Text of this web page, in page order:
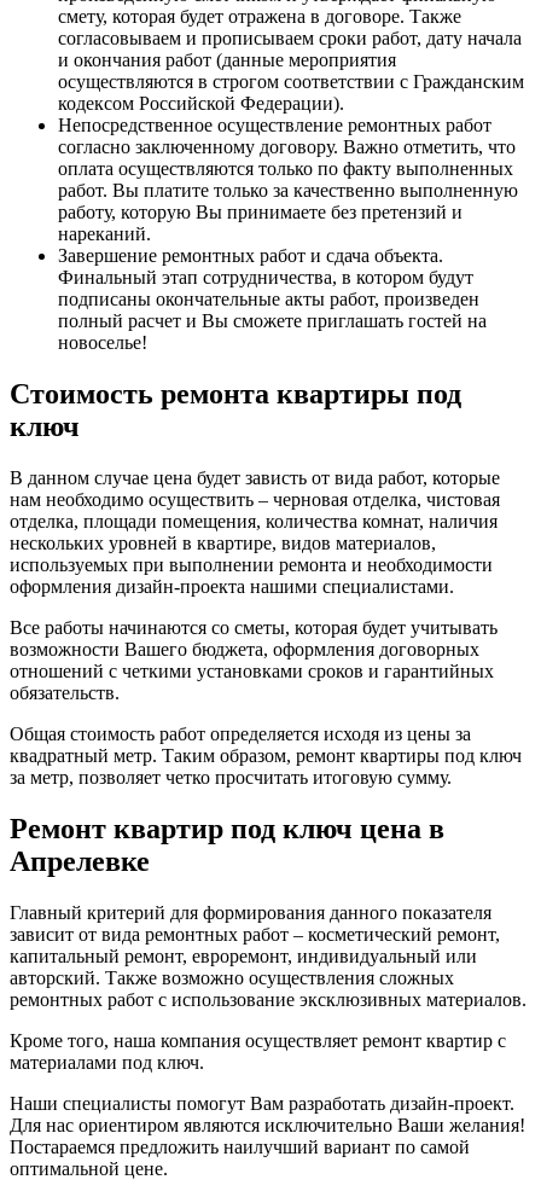
смету, которая будет отражена в договоре. Также
согласовываем и прописываем сроки работ, дату начала
и окончания работ (данные мероприятия
осуществляются в строгом соответствии с Гражданским
кодексом Российской Федерации).
Непосредственное осуществление ремонтных работ
согласно заключенному договору. Важно отметить, что
оплата осуществляются только по факту выполненных
работ. Вы платите только за качественно выполненную
работу, которую Вы принимаете без претензий и
нареканий.
Завершение ремонтных работ и сдача объекта.
Финальный этап сотрудничества, в котором будут
подписаны окончательные акты работ, произведен
полный расчет и Вы сможете приглашать гостей на
новоселье!
Стоимость ремонта квартиры под
ключ
В данном случае цена будет зависть от вида работ, которые
нам необходимо осуществить – черновая отделка, чистовая
отделка, площади помещения, количества комнат, наличия
нескольких уровней в квартире, видов материалов,
используемых при выполнении ремонта и необходимости
оформления дизайн-проекта нашими специалистами.
Все работы начинаются со сметы, которая будет учитывать
возможности Вашего бюджета, оформления договорных
отношений с четкими установками сроков и гарантийных
обязательств.
Общая стоимость работ определяется исходя из цены за
квадратный метр. Таким образом, ремонт квартиры под ключ
за метр, позволяет четко просчитать итоговую сумму.
Ремонт квартир под ключ цена в
Апрелевке
Главный критерий для формирования данного показателя
зависит от вида ремонтных работ – косметический ремонт,
капитальный ремонт, евроремонт, индивидуальный или
авторский. Также возможно осуществления сложных
ремонтных работ с использование эксклюзивных материалов.
Кроме того, наша компания осуществляет ремонт квартир с
материалами под ключ.
Наши специалисты помогут Вам разработать дизайн-проект.
Для нас ориентиром являются исключительно Ваши желания!
Постараемся предложить наилучший вариант по самой
оптимальной цене.